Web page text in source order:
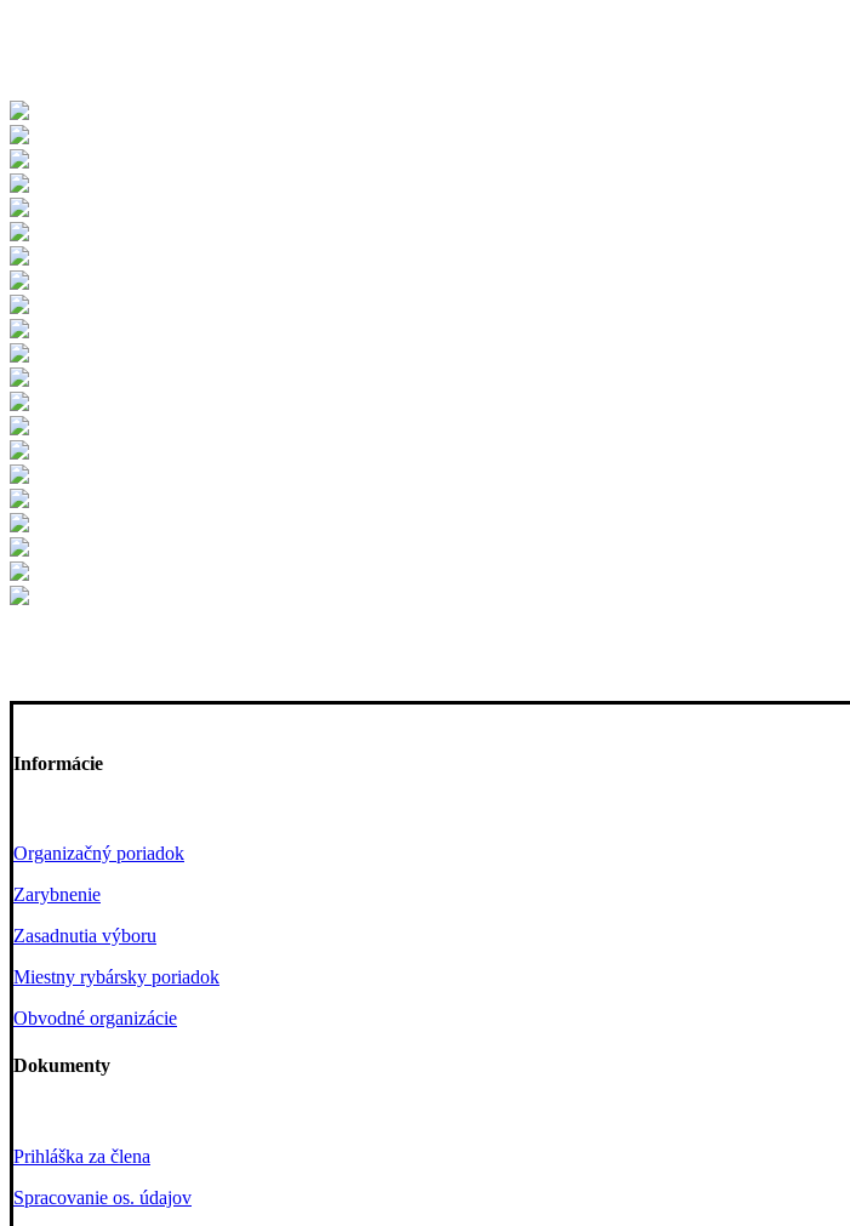
Informácie
Organizačný poriadok
Zarybnenie
Zasadnutia výboru
Miestny rybársky poriadok
Obvodné organizácie
Dokumenty
Prihláška za člena
Spracovanie os. údajov